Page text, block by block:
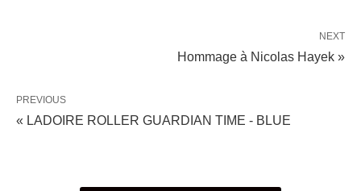
NEXT
Hommage à Nicolas Hayek »
PREVIOUS
« LADOIRE ROLLER GUARDIAN TIME - BLUE